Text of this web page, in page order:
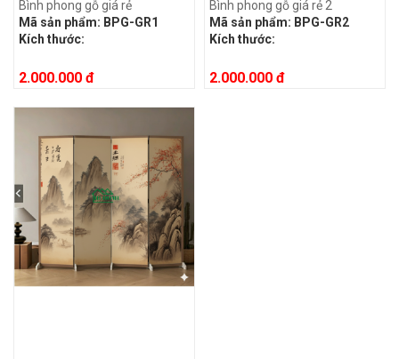
Bình phong gỗ giá rẻ
Mã sản phẩm: BPG-GR1
Kích thước:
2.000.000 đ
Bình phong gỗ giá rẻ 2
Mã sản phẩm: BPG-GR2
Kích thước:
2.000.000 đ